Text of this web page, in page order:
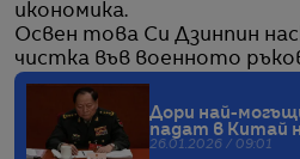
икономика.
Освен това Си Дзинпин
чистка във военното
Дори най-
падат в Китай
26.01.2026 / 09:01